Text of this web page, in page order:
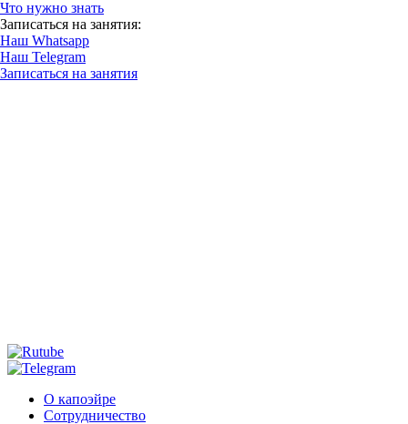
Что нужно знать
Записаться на занятия:
Наш Whatsapp
Наш Telegram
Записаться на занятия
О капоэйре
Сотрудничество